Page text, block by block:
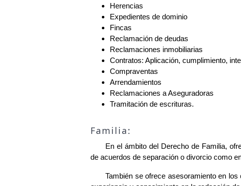
Herencias
Expedientes de dominio
Fincas
Reclamación de deudas
Reclamaciones inmobiliarias
Contratos: Aplicación, cumplimiento,
Compraventas
Arrendamientos
Reclamaciones a Aseguradoras
Tramitación de escrituras.
Familia:
En el ámbito del Derecho de Familia,
de acuerdos de separación o divorcio como
También se ofrece asesoramiento en